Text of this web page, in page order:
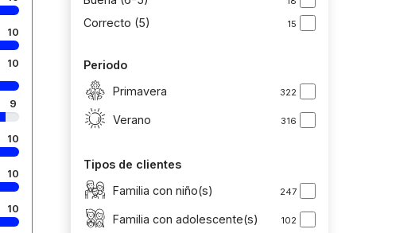
10
10
9
10
10
10
Correcto (5) 15
Periodo
Primavera
322
Verano 316
Tipos de clientes
Familia con niño(s)
247
Familia con adolescente(s) 102